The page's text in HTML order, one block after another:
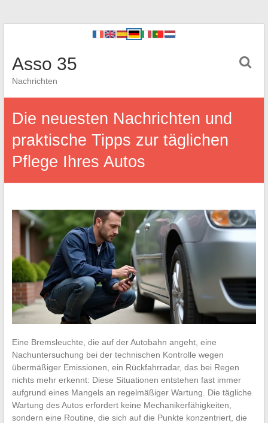
Asso 35
Nachrichten
Die neuesten Nachrichten und
praktische Tipps zur täglichen
Pflege Ihres Autos
Eine Bremsleuchte, die auf der Autobahn angeht, eine
Nachuntersuchung bei der technischen Kontrolle wegen
übermäßiger Emissionen, ein Rückfahrradar, das bei Regen
nichts mehr erkennt: Diese Situationen entstehen fast immer
aufgrund eines Mangels an regelmäßiger Wartung. Die tägliche
Wartung des Autos erfordert keine Mechanikerfähigkeiten,
sondern eine Routine, die sich auf die Punkte konzentriert, die